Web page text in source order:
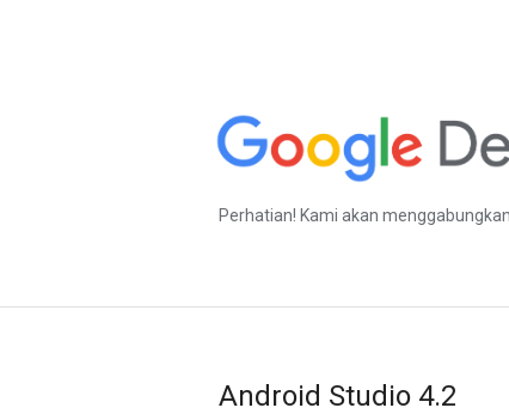
Perhatian! Kami akan
Android Studio 4.2